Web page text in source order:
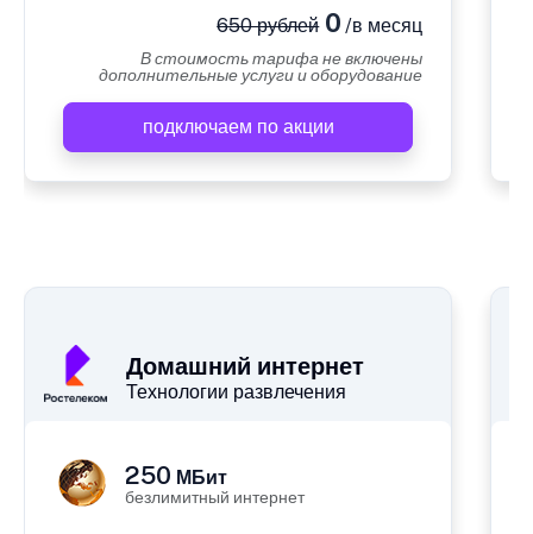
650 рублей0 /в месяц
В стоимость тарифа не включены
дополнительные услуги и оборудование
подключаем по акции
Домашний интернет
Технологии развлечения
250 МБит
безлимитный интернет